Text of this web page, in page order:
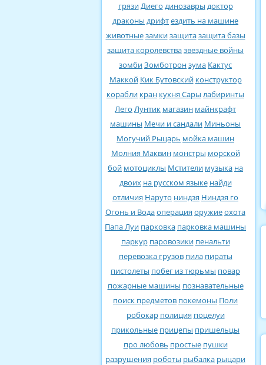
грязиДиего динозавры доктор
драконы дрифтездить на машине
животныезамкизащитазащита базы
защита королевствазвездные войны
зомбиЗомботронзума Кактус
Маккой Кик Бутовский конструктор
корабли кран кухня Сары лабиринты
Лего Лунтик магазин майнкрафт
машины Мечи и сандали Миньоны
Могучий Рыцарь мойка машин
Молния Маквин монстры морской
бой мотоциклы Мстители музыка на
двоих на русском языке найди
отличия Наруто ниндзя Ниндзя го
Огонь и Водаоперация оружиеохота
Папа Луи парковка парковка машины
паркур паровозики пенальти
перевозка грузов пила пираты
пистолеты побег из тюрьмы повар
пожарные машины познавательные
поиск предметов покемоны Поли
робокар полиция поцелуи
прикольные прицепы пришельцы
про любовь простые пушки
разрушения роботы рыбалка рыцари